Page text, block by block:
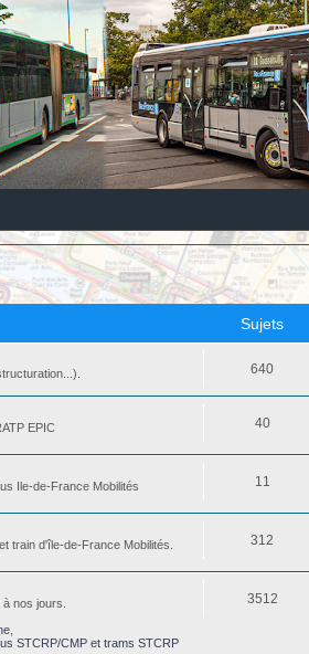
Sujets
640
EPIC
40
Ile-de-France Mobilités
11
train d'île-de-France Mobilités.
312
nos jours.
STCRP/CMP et trams STCRP
3512